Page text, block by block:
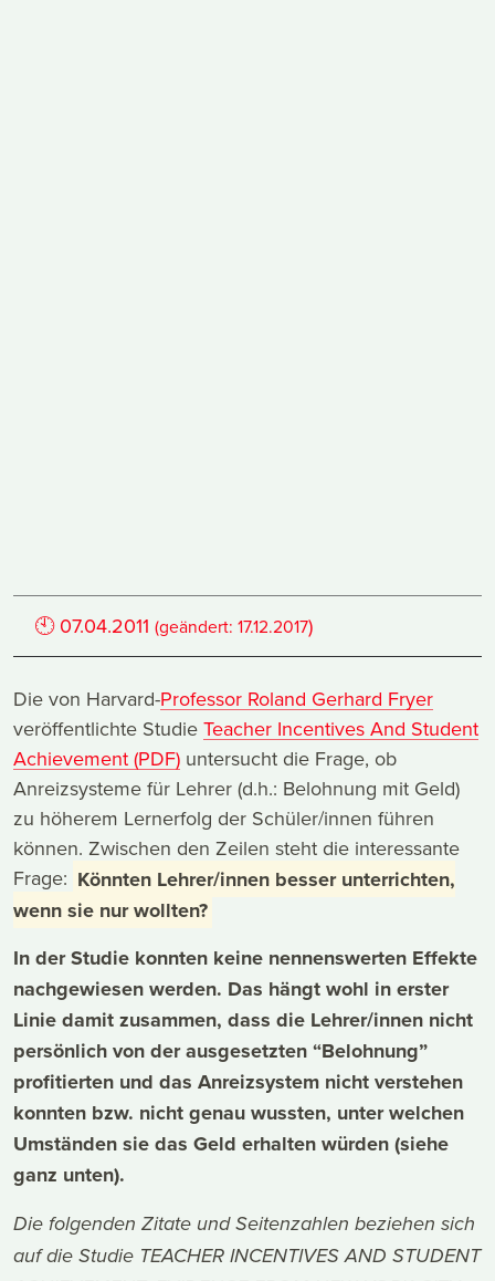
🕙 07.04.2011 (geändert:17.12.2017)
Die von Harvard-Professor Roland Gerhard Fryer
veröffentlichte Studie Teacher Incentives And Student
Achievement (PDF) untersucht die Frage, ob
Anreizsysteme für Lehrer (d.h.: Belohnung mit Geld)
zu höherem Lernerfolg der Schüler/innen führen
können. Zwischen den Zeilen steht die interessante
Frage: Könnten Lehrer/innen besser unterrichten,
wenn sie nur wollten?
In der Studie konnten keine nennenswerten Effekte
nachgewiesen werden. Das hängt wohl in erster
Linie damit zusammen, dass die Lehrer/innen nicht
persönlich von der ausgesetzten “Belohnung”
profitierten und das Anreizsystem nicht verstehen
konnten bzw. nicht genau wussten, unter welchen
Umständen sie das Geld erhalten würden (siehe
ganz unten).
Die folgenden Zitate und Seitenzahlen beziehen sich
auf die Studie TEACHER INCENTIVES AND STUDENT